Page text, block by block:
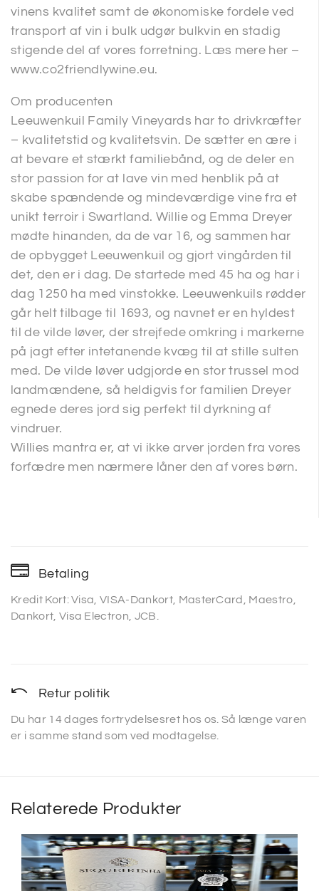
vinens kvalitet samt de økonomiske fordele ved
transport af vin i bulk udgør bulkvin en stadig
stigende del af vores forretning. Læs mere her –
www.co2friendlywine.eu.
Om producenten
Leeuwenkuil Family Vineyards har to drivkræfter
– kvalitetstid og kvalitetsvin. De sætter en ære i
at bevare et stærkt familiebånd, og de deler en
stor passion for at lave vin med henblik på at
skabe spændende og mindeværdige vine fra et
unikt terroir i Swartland. Willie og Emma Dreyer
mødte hinanden, da de var 16, og sammen har
de opbygget Leeuwenkuil og gjort vingården til
det, den er i dag. De startede med 45 ha og har i
dag 1250 ha med vinstokke. Leeuwenkuils rødder
går helt tilbage til 1693, og navnet er en hyldest
til de vilde løver, der strejfede omkring i markerne
på jagt efter intetanende kvæg til at stille sulten
med. De vilde løver udgjorde en stor trussel mod
landmændene, så heldigvis for familien Dreyer
egnede deres jord sig perfekt til dyrkning af
vindruer.
Willies mantra er, at vi ikke arver jorden fra vores
forfædre men nærmere låner den af vores børn.
Betaling
Kredit Kort: Visa, VISA-Dankort, MasterCard, Maestro,
Dankort, Visa Electron, JCB.
Retur politik
Du har 14 dages fortrydelsesret hos os. Så længe varen
er i samme stand som ved modtagelse.
Relaterede Produkter